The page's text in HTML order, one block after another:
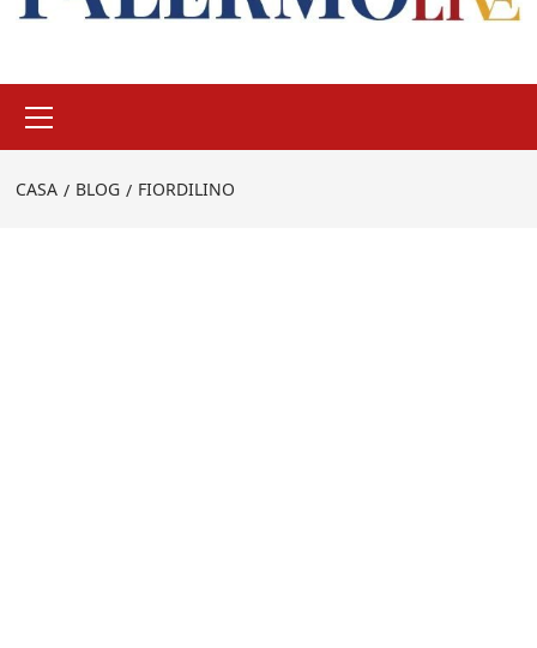
principale
CASA BLOG FIORDILINO